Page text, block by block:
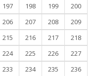
197 198 199
200
206 207 208
209
215 216 217
218
224 225 226
227
233 234 235
236